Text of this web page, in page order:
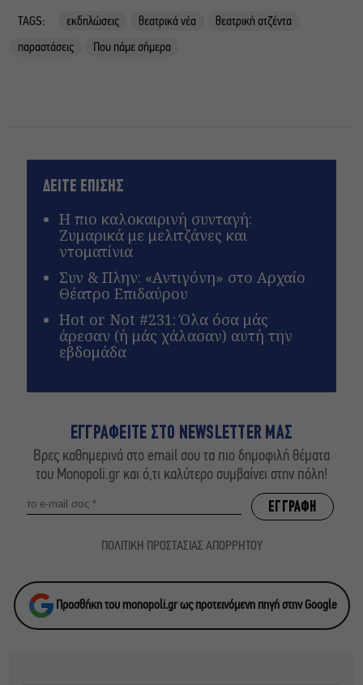
TAGS: εκδηλώσεις θεατρικά νέα
θεατρική ατζέντα
παραστάσεις
Που πάμε σήμερα
ΔΕΙΤΕ ΕΠΙΣΗΣ
Η πιο καλοκαιρινή συνταγή:
Ζυμαρικά με μελιτζάνες και
ντοματίνια
Συν & Πλην: «Αντιγόνη» στο Αρχαίο
Θέατρο Επιδαύρου
Hot or Not #231: Όλα όσα μάς
άρεσαν (ή μάς χάλασαν) αυτή την
εβδομάδα
ΕΓΓΡΑΦΕΙΤΕ ΣΤΟ NEWSLETTER ΜΑΣ
Βρες καθημερινά στο email σου τα πιο δημοφιλή θέματα
του Monopoli.gr και ό,τι καλύτερο συμβαίνει στην πόλη!
ΠΟΛΙΤΙΚΗ ΠΡΟΣΤΑΣΙΑΣ ΑΠΟΡΡΗΤΟΥ
Προσθήκη του monopoli.gr ως προτεινόμενη πηγή στην Google